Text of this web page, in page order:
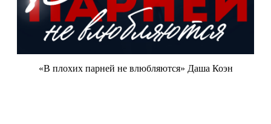
«В плохих парней не влюбляются» Даша Коэн